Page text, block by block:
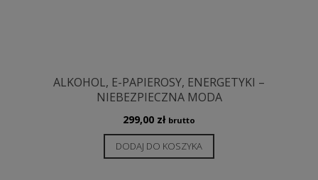
ALKOHOL, E-PAPIEROSY, ENERGETYKI –
NIEBEZPIECZNA MODA
299,00 zł brutto
DODAJ DO KOSZYKA